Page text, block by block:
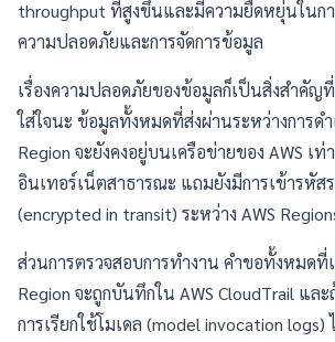
throughput ที่สูงขึ้นและมีความยืดหยุ่นในก
ความปลอดภัยและการจัดการข้อมูล
เรื่องความปลอดภัยของข้อมูลก็เป็นสิ่งสำคัญ
ใส่ใจนะ ข้อมูลทั้งหมดที่ส่งผ่านระหว่างการด
Region จะยังคงอยู่บนเครือข่ายของ AWS เ
อินเทอร์เน็ตสาธารณะ แถมยังมีการเข้ารหัส
(encrypted in transit) ระหว่าง AWS
ส่วนการตรวจสอบการทำงาน คำขอทั้งหมดที่
Region จะถูกบันทึกใน AWS CloudTrail แล
การเรียกใช้โมเดล (model invocation logs)